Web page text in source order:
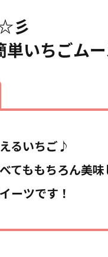
彡
いちごム
るいちご♪
てももちろん美
ーツです！